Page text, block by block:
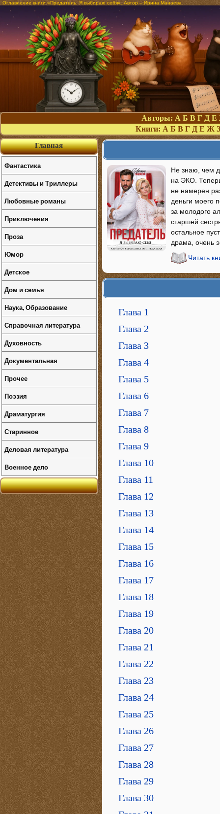
Оглавление книги «Предатель. Я выбираю себя». Автор – Ирина Манаева
Авторы: А Б В Г Д Е
Книги: А Б В Г Д Е Ж З
Не знаю, чем
на ЭКО.
не намерен
деньги моего
за молодого
старшей
остальное
драма, очень
Читать
Глава 1
Глава 2
Глава 3
Глава 4
Глава 5
Глава 6
Глава 7
Глава 8
Глава 9
Глава 10
Глава 11
Глава 12
Глава 13
Глава 14
Глава 15
Глава 16
Глава 17
Глава 18
Глава 19
Глава 20
Глава 21
Глава 22
Глава 23
Глава 24
Глава 25
Глава 26
Глава 27
Глава 28
Глава 29
Глава 30
Главная
Фантастика
Детективы и Триллеры
Любовные романы
Приключения
Проза
Юмор
Детское
Дом и семья
Наука, Образование
Справочная литература
Духовность
Документальная
Прочее
Поэзия
Драматургия
Старинное
Деловая литература
Военное дело